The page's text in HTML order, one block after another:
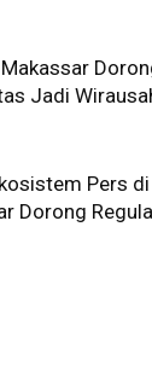
Jadi
Pers
Dorong